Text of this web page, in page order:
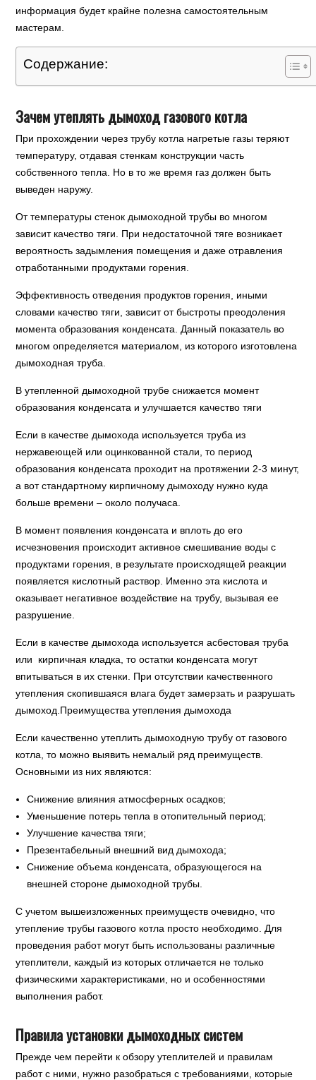
информация будет крайне полезна самостоятельным
мастерам.
Содержание:
Зачем утеплять дымоход газового котла
При прохождении через трубу котла нагретые газы теряют
температуру, отдавая стенкам конструкции часть
собственного тепла. Но в то же время газ должен быть
выведен наружу.
От температуры стенок дымоходной трубы во многом
зависит качество тяги. При недостаточной тяге возникает
вероятность задымления помещения и даже отравления
отработанными продуктами горения.
Эффективность отведения продуктов горения, иными
словами качество тяги, зависит от быстроты преодоления
момента образования конденсата. Данный показатель во
многом определяется материалом, из которого изготовлена
дымоходная труба.
В утепленной дымоходной трубе снижается момент
образования конденсата и улучшается качество тяги
Если в качестве дымохода используется труба из
нержавеющей или оцинкованной стали, то период
образования конденсата проходит на протяжении 2-3 минут,
а вот стандартному кирпичному дымоходу нужно куда
больше времени – около получаса.
В момент появления конденсата и вплоть до его
исчезновения происходит активное смешивание воды с
продуктами горения, в результате происходящей реакции
появляется кислотный раствор. Именно эта кислота и
оказывает негативное воздействие на трубу, вызывая ее
разрушение.
Если в качестве дымохода используется асбестовая труба
или кирпичная кладка, то остатки конденсата могут
впитываться в их стенки. При отсутствии качественного
утепления скопившаяся влага будет замерзать и разрушать
дымоход.Преимущества утепления дымохода
Если качественно утеплить дымоходную трубу от газового
котла, то можно выявить немалый ряд преимуществ.
Основными из них являются:
Снижение влияния атмосферных осадков;
Уменьшение потерь тепла в отопительный период;
Улучшение качества тяги;
Презентабельный внешний вид дымохода;
Снижение объема конденсата, образующегося на
внешней стороне дымоходной трубы.
С учетом вышеизложенных преимуществ очевидно, что
утепление трубы газового котла просто необходимо. Для
проведения работ могут быть использованы различные
утеплители, каждый из которых отличается не только
физическими характеристиками, но и особенностями
выполнения работ.
Правила установки дымоходных систем
Прежде чем перейти к обзору утеплителей и правилам
работ с ними, нужно разобраться с требованиями, которые